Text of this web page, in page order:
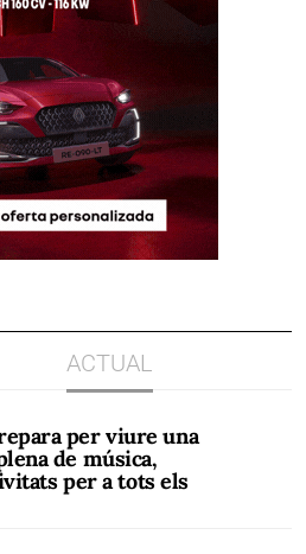
ACTUAL
per viure una
de música,
per a tots els